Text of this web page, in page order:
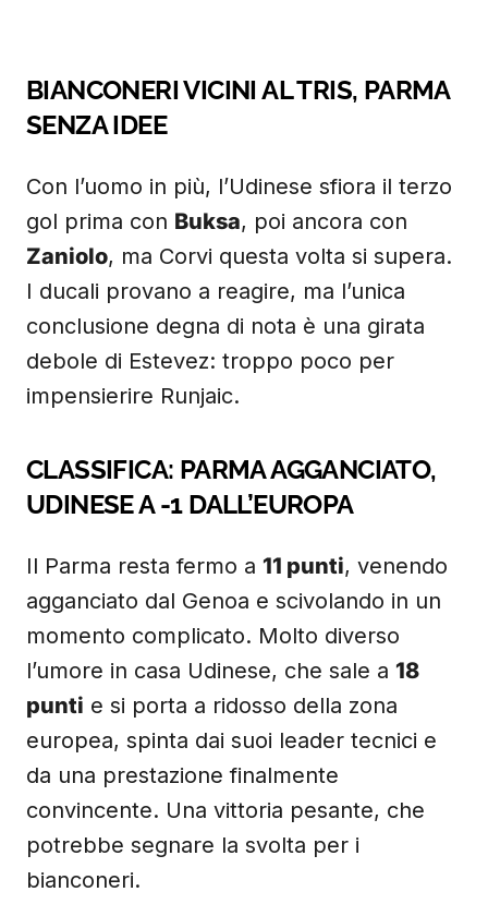
BIANCONERI VICINI AL TRIS, PARMA
SENZA IDEE
Con l’uomo in più, l’Udinese sfiora il terzo
gol prima con Buksa, poi ancora con
Zaniolo, ma Corvi questa volta si supera.
I ducali provano a reagire, ma l’unica
conclusione degna di nota è una girata
debole di Estevez: troppo poco per
impensierire Runjaic.
CLASSIFICA: PARMA AGGANCIATO,
UDINESE A -1 DALL’EUROPA
Il Parma resta fermo a 11 punti, venendo
agganciato dal Genoa e scivolando in un
momento complicato. Molto diverso
l’umore in casa Udinese, che sale a 18
punti e si porta a ridosso della zona
europea, spinta dai suoi leader tecnici e
da una prestazione finalmente
convincente. Una vittoria pesante, che
potrebbe segnare la svolta per i
bianconeri.